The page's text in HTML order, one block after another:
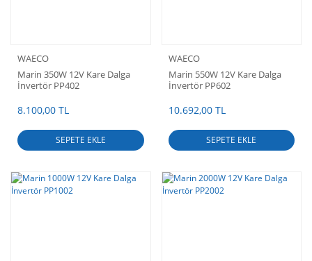
WAECO
Marin 350W 12V Kare Dalga
İnvertör PP402
8.100,00 TL
SEPETE EKLE
WAECO
Marin 550W 12V Kare Dalga
İnvertör PP602
10.692,00 TL
SEPETE EKLE